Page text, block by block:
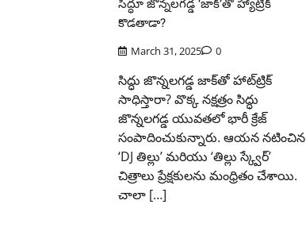
సిద్ధూ జొన్నలగడ్డ ‘జాక్’తో హ్యాట్రిక్
కొడతాడా?
March 31, 2025 0
సిద్ధు జొన్నలగడ్డ జాక్‌తో హాట్‌ట్రిక్
సాధిస్తారా? వొక్క నక్షత్రం సిద్ధు
జొన్నలగడ్డ యువతలో భారీ క్రేజ్
సంపాదించుకున్నారు. ఆయన నటించిన
‘DJ తిల్లు’ మరియు ‘తిల్లు స్క్వేర్’
చిత్రాలు ప్రేక్షకులను మంధ్రితం చేశాయి.
చాలా […]